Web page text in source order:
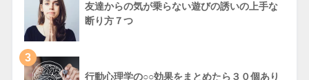
友達からの気が乗らない遊びの誘いの上手な
断り方７つ
3
行動心理学の○○効果をまとめたら３０個あり